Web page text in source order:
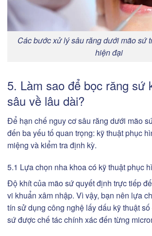
Các bước xử lý sâu răng dưới mão sứ
hiện đại
5. Làm sao để bọc răng sứ
sâu về lâu dài?
Để hạn chế nguy cơ sâu răng dưới mão
đến ba yếu tố quan trọng: kỹ thuật phục
miệng và kiểm tra định kỳ.
5.1 Lựa chọn nha khoa có kỹ thuật phục
Độ khít của mão sứ quyết định trực tiếp
vi khuẩn xâm nhập. Vì vậy, bạn nên lựa
tín sử dụng công nghệ lấy dấu kỹ thuật
sứ được chế tác chính xác đến từng